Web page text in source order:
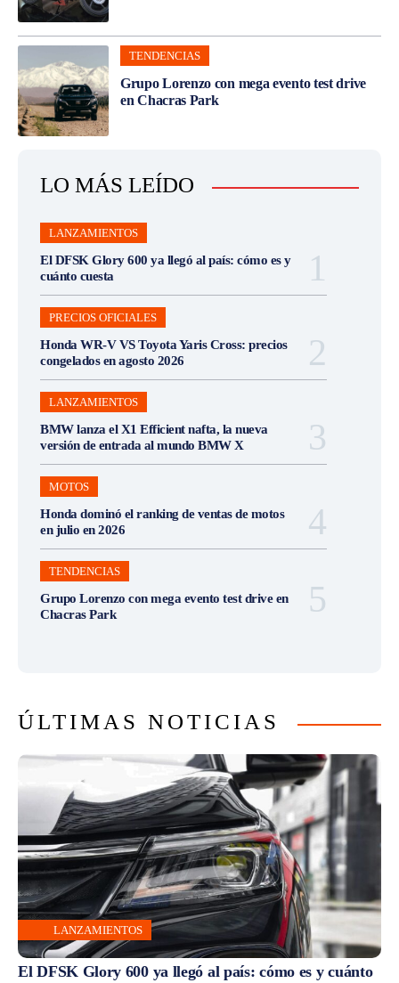
TENDENCIAS
Grupo Lorenzo con mega evento test drive
en Chacras Park
LO MÁS LEÍDO
LANZAMIENTOS
El DFSK Glory 600 ya llegó al país: cómo es y
cuánto cuesta
PRECIOS OFICIALES
Honda WR-V VS Toyota Yaris Cross: precios
congelados en agosto 2026
LANZAMIENTOS
BMW lanza el X1 Efficient nafta, la nueva
versión de entrada al mundo BMW X
MOTOS
Honda dominó el ranking de ventas de motos
en julio en 2026
TENDENCIAS
Grupo Lorenzo con mega evento test drive en
Chacras Park
ÚLTIMAS NOTICIAS
LANZAMIENTOS
El DFSK Glory 600 ya llegó al país: cómo es y cuánto